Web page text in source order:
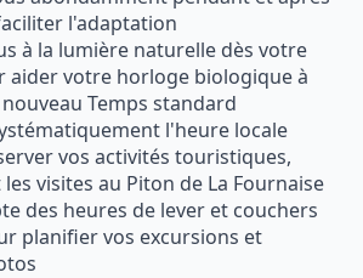
l'adaptation
à la lumière naturelle dès votre
aider votre horloge biologique à
Temps standard
l'heure locale
vos activités touristiques,
visites au Piton de La Fournaise
des heures de lever et couchers
planifier vos excursions et